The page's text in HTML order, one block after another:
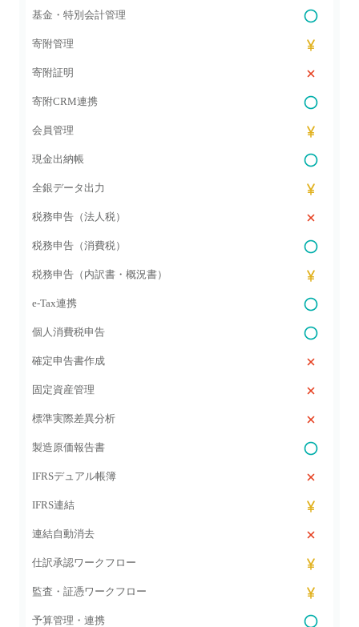
基金・特別会計管理
寄附管理
寄附証明
寄附CRM連携
会員管理
現金出納帳
全銀データ出力
税務申告（法人税）
税務申告（消費税）
税務申告（内訳書・概況書）
e-Tax連携
個人消費税申告
確定申告書作成
固定資産管理
標準実際差異分析
製造原価報告書
IFRSデュアル帳簿
IFRS連結
連結自動消去
仕訳承認ワークフロー
監査・証憑ワークフロー
予算管理・連携